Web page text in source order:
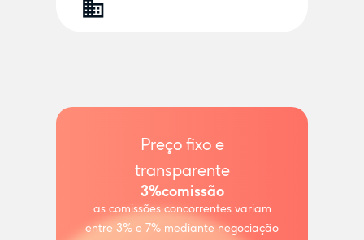
Preço fixo e
transparente
3%comissão
as comissões concorrentes variam
entre 3% e 7% mediante negociação